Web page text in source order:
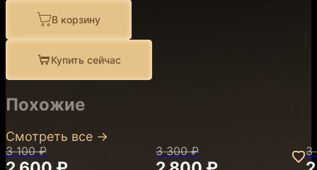
В корзину
Купить сейчас
Похожие
Смотреть все →
3 100 ₽ 3 300 ₽ 3